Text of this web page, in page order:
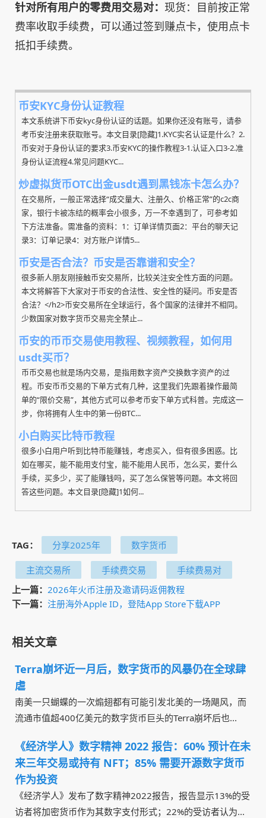
针对所有用户的零费用交易对： 现货：目前按正常
费率收取手续费，可以通过签到赚点卡，使用点卡
抵扣手续费。
币安KYC身份认证教程
本文系统讲下币安kyc身份认证的话题。如果你还没有账号，请参
考币安注册来获取账号。本文目录[隐藏]1.KYC实名认证是什么？2.
币安对于身份认证的要求3.币安KYC的操作教程3-1.认证入口3-2.准
身份认证流程4.常见问题KYC...
炒虚拟货币OTC出金usdt遇到黑钱冻卡怎么办？
在交易所，一般正常选择“成交量大、注册久、价格正常”的c2c商
家，银行卡被冻结的概率会小很多，万一不幸遇到了，可参考如
下方法准备。需准备的资料：1：订单详情页面2：平台的聊天记
录3：订单记录4：对方账户详情5...
币安是否合法？币安是否靠谱和安全？
很多新人朋友刚接触币安交易所，比较关注安全性方面的问题。
本文将解答下大家对于币安的合法性、安全性的疑问。币安是否
合法？</h2>币安交易所在全球运行，各个国家的法律并不相同。
少数国家对数字货币交易完全禁止...
币安的币币交易使用教程、视频教程，如何用
usdt买币？
币币交易也就是场内交易，是指用数字资产交换数字资产的过
程。币安币币交易的下单方式有几种，这里我们先跟着操作最简
单的“限价交易”，其他方式可以参考币安下单方式科普。完成这一
步，你将拥有人生中的第一份BTC...
小白购买比特币教程
很多小白用户听到比特币能赚钱，考虑买入，但有很多困惑。比
如在哪买，能不能用支付宝，能不能用人民币，怎么买，要什么
手续，买多少，买了能赚钱吗，买了怎么保管等问题。本文将回
答这些问题。本文目录[隐藏]1如何...
TAG： 分享2025年 数字货币
主流交易所 手续费交易
手续费易对
上一篇： 2026年火币注册及邀请码返佣教程
下一篇： 注册海外Apple ID，登陆App Store下载APP
相关文章
Terra崩坏近一月后，数字货币的风暴仍在全球肆
虐
南美一只蝴蝶的一次煽翅都有可能引发北美的一场飓风，而
流通市值超400亿美元的数字货币巨头的Terra崩坏后也...
《经济学人》数字精神 2022 报告：60% 预计在未
来三年交易或持有 NFT；85% 需要开源数字货币
作为投资
《经济学人》发布了数字精神2022报告，报告显示13%的受
访者将加密货币作为其数字支付形式；22%的受访者认为...